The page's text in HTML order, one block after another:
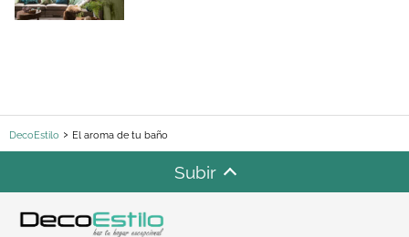
DecoEstilo El aroma de tu baño
Subir